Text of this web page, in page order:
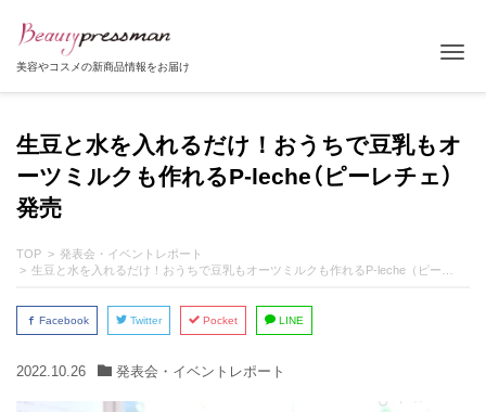
美容やコスメの新商品情報をお届け
生豆と水を入れるだけ！おうちで豆乳もオ
ーツミルクも作れるP-leche（ピーレチェ）
発売
TOP
発表会・イベントレポート
生豆と水を入れるだけ！おうちで豆乳もオーツミルクも作れるP-leche（ピーレチェ）発売
Facebook Twitter Pocket LINE
2022.10.26 発表会・イベントレポート